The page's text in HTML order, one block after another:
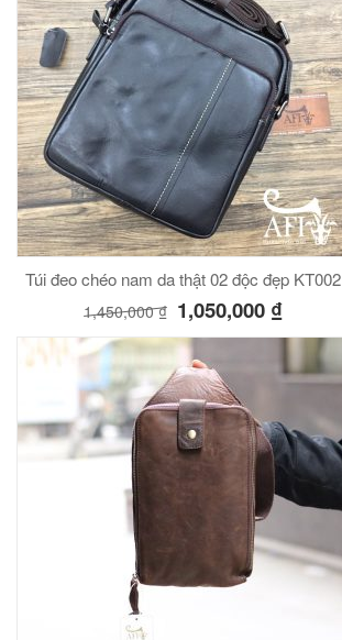
Túi đeo chéo nam da thật 02 độc đẹp KT002
1,450,000₫ 1,050,000 ₫